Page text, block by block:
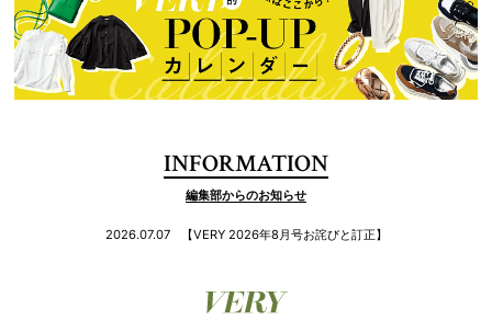
INFORMATION
編集部からのお知らせ
2026.07.07 【VERY 2026年8月号お詫びと訂正】